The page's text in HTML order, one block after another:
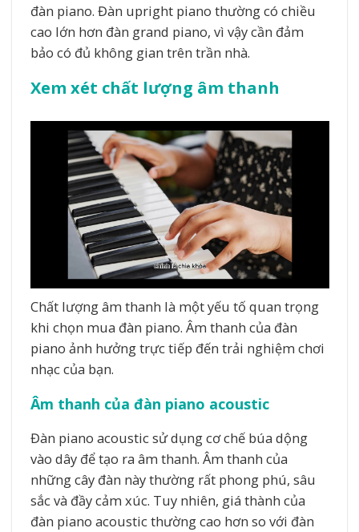
đàn piano. Đàn upright piano thường có chiều
cao lớn hơn đàn grand piano, vì vậy cần đảm
bảo có đủ không gian trên trần nhà.
Xem xét chất lượng âm thanh
Chất lượng âm thanh là một yếu tố quan trọng
khi chọn mua đàn piano. Âm thanh của đàn
piano ảnh hưởng trực tiếp đến trải nghiệm chơi
nhạc của bạn.
Âm thanh của đàn piano acoustic
Đàn piano acoustic sử dụng cơ chế búa dộng
vào dây để tạo ra âm thanh. Âm thanh của
những cây đàn này thường rất phong phú, sâu
sắc và đầy cảm xúc. Tuy nhiên, giá thành của
đàn piano acoustic thường cao hơn so với đàn